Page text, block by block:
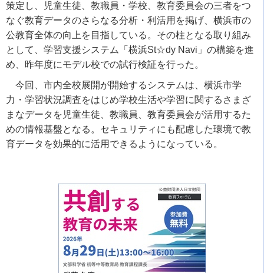
策定し、児童生徒、教職員・学校、教育委員会の三者をつ
なぐ教育データのさらなる分析・利活用を掲げ、横浜市の
公教育全体の向上を目指している。その柱となる取り組み
として、学習支援システム「横浜St☆dy Navi」の構築を進
め、昨年度にモデル校での試行検証を行った。
今回、市内全校展開が開始するシステムは、横浜市学
力・学習状況調査をはじめ学校生活や学習に関するさまざ
まなデータを児童生徒、教職員、教育委員会が活用するた
めの情報基盤となる。セキュリティにも配慮した環境で教
育データを効果的に活用できるようになっている。